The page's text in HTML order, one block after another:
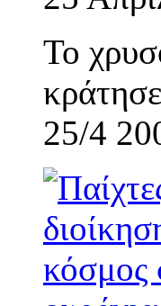
Το
25/4